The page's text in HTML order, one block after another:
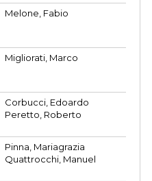
Melone, Fabio
Migliorati, Marco
Corbucci, Edoardo
Peretto, Roberto
Pinna, Mariagrazia
Quattrocchi, Manuel